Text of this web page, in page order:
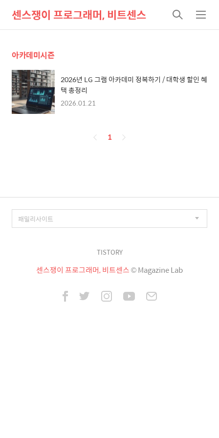
센스쟁이 프로그래머, 비트센스
검
색
메
뉴
아카데미시즌
2026년 LG 그램 아카데미 정복하기 / 대학생 할인 혜
택 총정리
2026.01.21
페
1
TISTORY
센스쟁이 프로그래머, 비트센스© Magazine Lab